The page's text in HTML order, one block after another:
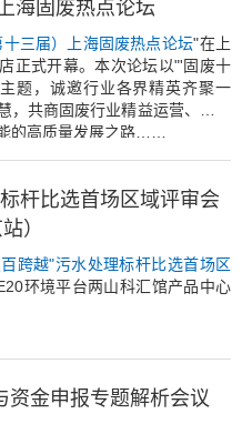
海固废热点论坛
十三届）上海固废热点论坛"在上
正式开幕。本次论坛以"'固废十
题，诚邀行业各界精英齐聚一
，共商固废行业精益运营、资源
的高质量发展之路……
杆比选首场区域评审会
）
跨越"污水处理标杆比选首场区
环境平台两山科汇馆产品中心
资金申报专题解析会议